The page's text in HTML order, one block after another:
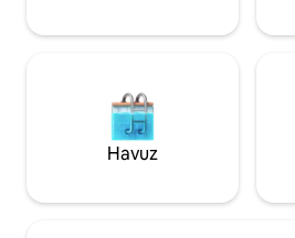
Havuz